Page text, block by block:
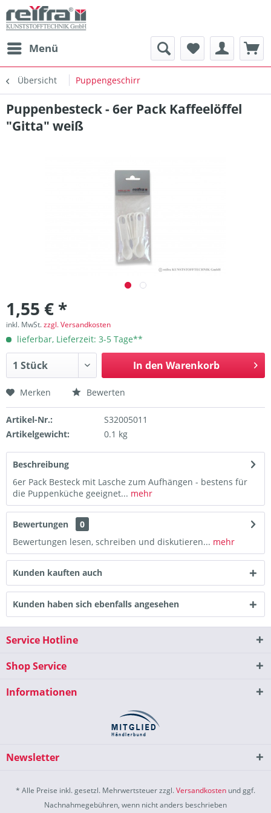
Menü
Übersicht Puppengeschirr
Puppenbesteck - 6er Pack Kaffeelöffel
"Gitta" weiß
1,55 € *
inkl. MwSt.zzgl. Versandkosten
lieferbar, Lieferzeit: 3-5 Tage**
In den Warenkorb
Merken Bewerten
Artikel-Nr.:
S32005011
Artikelgewicht:
0.1 kg
Beschreibung
6er Pack Besteck mit Lasche zum Aufhängen - bestens für
die Puppenküche geeignet... mehr
Bewertungen
0
Bewertungen lesen, schreiben und diskutieren... mehr
Kunden kauften auch
Kunden haben sich ebenfalls angesehen
Service Hotline
Shop Service
Informationen
Newsletter
* Alle Preise inkl. gesetzl. Mehrwertsteuer zzgl.Versandkosten und ggf.
Nachnahmegebühren, wenn nicht anders beschrieben